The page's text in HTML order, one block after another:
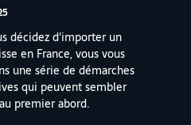
décidez d'importer un
en France, vous vous
une série de démarches
qui peuvent sembler
premier abord.